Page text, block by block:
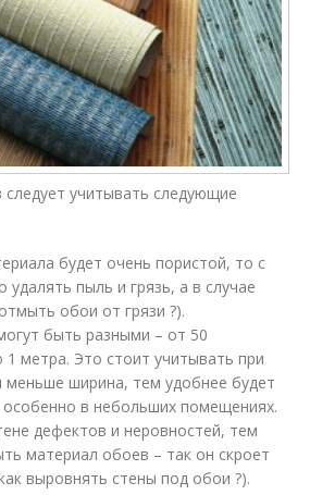
учитывать следующие
будет очень пористой, то с
удалять пыль и грязь, а в случае
обои от грязи ?).
быть разными – от 50
1 метра. Это стоит учитывать при
ширина, тем удобнее будет
особенно в небольших помещениях.
дефектов и неровностей, тем
материал обоев – так он скроет
выровнять стены под обои ?).